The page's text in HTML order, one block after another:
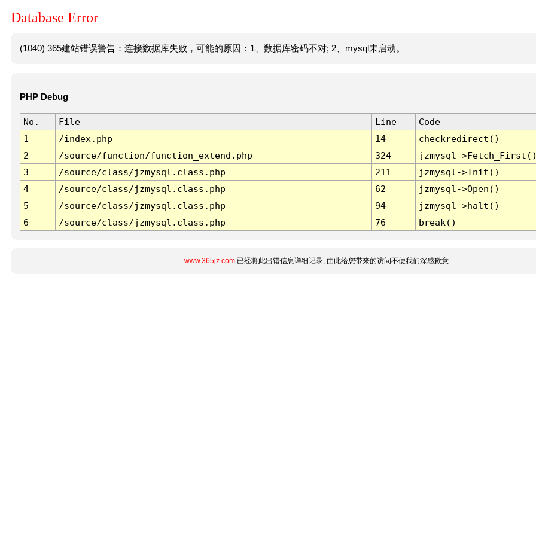
Database Error
(1040) 365建站错误警告：连接数据库失败，可能的原因：1、数据库密码不对; 2、mysql未启动。
PHP Debug
No. File Line
Code
1
/index.php 14
checkredirect()
2
/source/function/function_extend.php 324
jzmysql-
3
/source/class/jzmysql.class.php 211
jzmysql->Init()
4
/source/class/jzmysql.class.php 62
jzmysql->Open()
5
/source/class/jzmysql.class.php 94
jzmysql->halt()
6
/source/class/jzmysql.class.php 76 break()
www.365jz.com已经将此出错信息详细记录, 由此给您带来的访问不便我们深感歉意.